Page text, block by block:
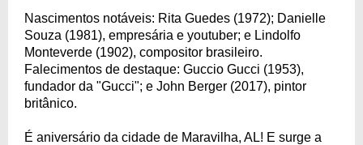
Nascimentos notáveis: Rita Guedes (1972); Danielle
Souza (1981), empresária e youtuber; e Lindolfo
Monteverde (1902), compositor brasileiro.
Falecimentos de destaque: Guccio Gucci (1953),
fundador da "Gucci"; e John Berger (2017), pintor
britânico.
É aniversário da cidade de Maravilha, AL! E surge a